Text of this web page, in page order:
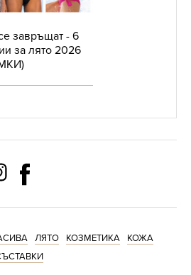
завръщат - 6
за лято 2026
ЛЯТО КОЗМЕТИКА
КОЖА